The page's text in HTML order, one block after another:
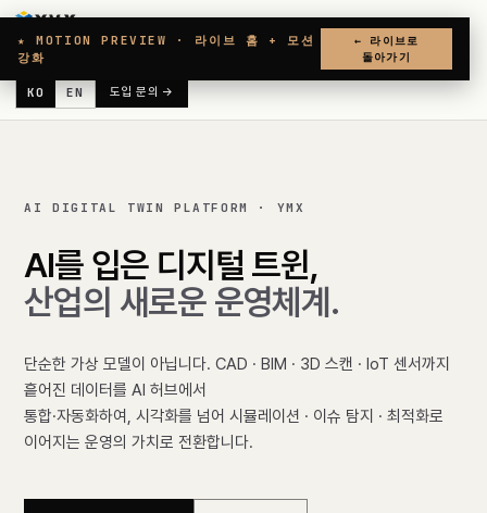
홈 솔루션 리소스 회사 문의
KO EN 도입 문의 →
★ MOTION PREVIEW · 라이브 홈 + 모션
강화
← 라이브로
돌아가기
AI DIGITAL TWIN PLATFORM · YMX
AI를 입은 디지털 트윈,
산업의 새로운 운영체계.
단순한 가상 모델이 아닙니다. CAD · BIM · 3D 스캔 · IoT 센서까지
흩어진 데이터를 AI 허브에서
통합·자동화하여, 시각화를 넘어 시뮬레이션 · 이슈 탐지 · 최적화로
이어지는 운영의 가치로 전환합니다.